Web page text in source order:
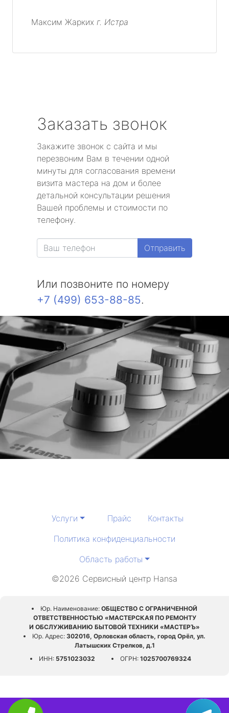
Максим Жарких г. Истра
Заказать звонок
Закажите звонок с сайта и мы
перезвоним Вам в течении одной
минуты для согласования времени
визита мастера на дом и более
детальной консультации решения
Вашей проблемы и стоимости по
телефону.
Отправить
Или позвоните по номеру
+7 (499) 653-88-85.
Услуги Прайс
Контакты
Политика конфиденциальности
Область работы
©2026 Сервисный центр Hansa
Юр. Наименование: ОБЩЕСТВО С ОГРАНИЧЕННОЙ
ОТВЕТСТВЕННОСТЬЮ «МАСТЕРСКАЯ ПО РЕМОНТУ
И ОБСЛУЖИВАНИЮ БЫТОВОЙ ТЕХНИКИ «МАСТЕРЪ»
Юр. Адрес: 302016, Орловская область, город Орёл, ул.
Латышских Стрелков, д.1
ИНН:5751023032 ОГРН:1025700769324